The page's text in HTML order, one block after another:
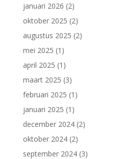
januari 2026 (2)
oktober 2025 (2)
augustus 2025 (2)
mei 2025 (1)
april 2025 (1)
maart 2025 (3)
februari 2025 (1)
januari 2025 (1)
december 2024 (2)
oktober 2024 (2)
september 2024 (3)